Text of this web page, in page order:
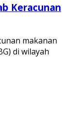
Keracunan
makanan
di wilayah